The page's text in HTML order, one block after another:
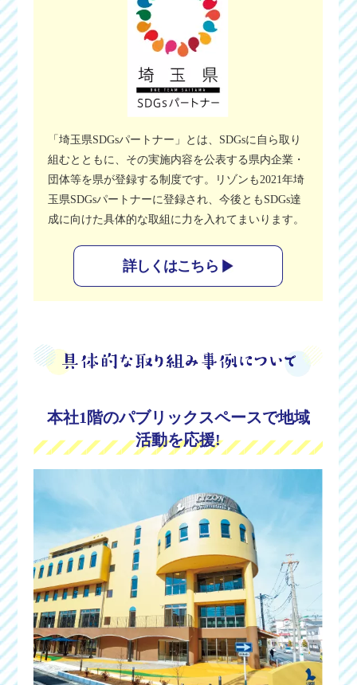
「埼玉県SDGsパートナー」とは、SDGsに自ら取り
組むとともに、その実施内容を公表する県内企業・
団体等を県が登録する制度です。リゾンも2021年埼
玉県SDGsパートナーに登録され、今後ともSDGs達
成に向けた具体的な取組に力を入れてまいります。
詳しくはこちら
本社1階のパブリックスペースで地域
活動を応援!